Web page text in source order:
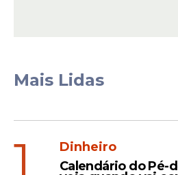
continua ocupando um
privilegiado na cultura
Leia Também
Mais Lidas
1
Dinheiro
Calendário do Pé-